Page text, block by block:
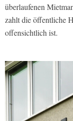
überlaufenen
zahlt die öffentliche
offensichtlich ist.